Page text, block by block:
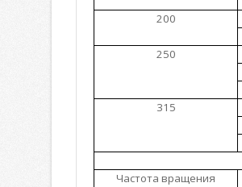
200
250
315
Частота вращения